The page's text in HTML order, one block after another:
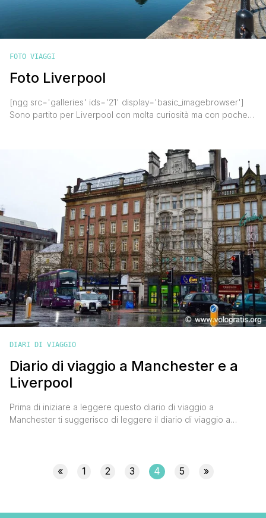
FOTO VIAGGI
Foto Liverpool
[ngg src='galleries' ids='21' display='basic_imagebrowser']
Sono partito per Liverpool con molta curiosità ma con poche
convinzioni legate al passato ma che non trovano alcun
riscontro nel presente. Mi riferisco all'idea di una città [']
DIARI DI VIAGGIO
Diario di viaggio a Manchester e a
Liverpool
Prima di iniziare a leggere questo diario di viaggio a
Manchester ti suggerisco di leggere il diario di viaggio a
« 1 2 3 4 5 »